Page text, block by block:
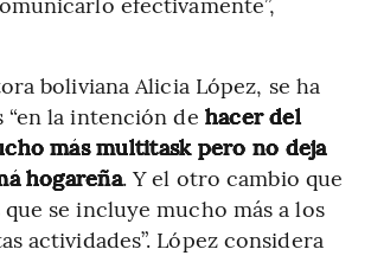
boliviana Alicia López, se ha
“en la intención de hacer del
más multitask pero no deja
hogareña. Y el otro cambio que
que se incluye mucho más a los
actividades”. López considera